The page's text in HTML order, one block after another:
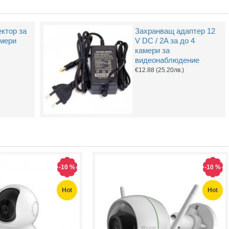
Hot
за
Захранващ адаптер 12
V DC / 2A за до 4
камери за
видеонаблюдение
€12.88(25.20лв.)
Hot
-10 %
Hot
-10 %